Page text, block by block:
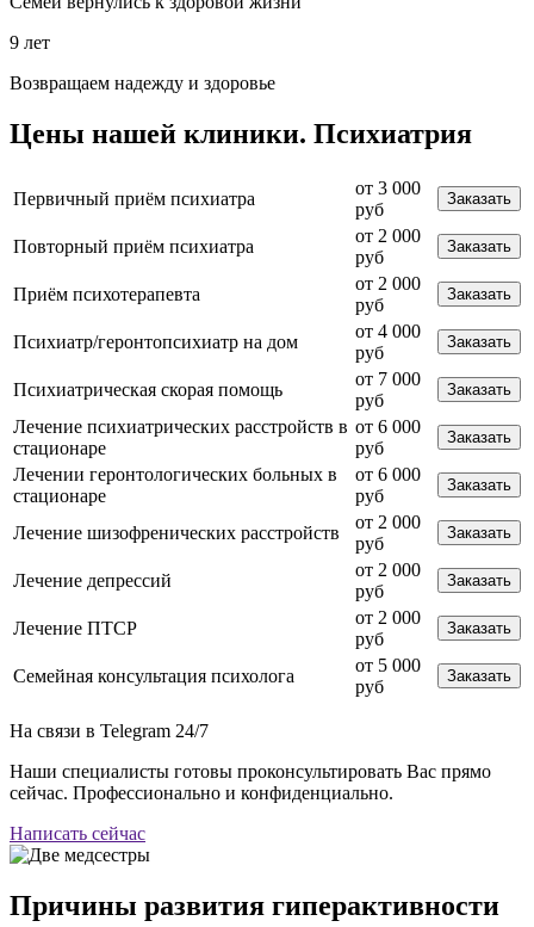
9 лет
Возвращаем надежду и здоровье
Цены нашей клиники. Психиатрия
Первичный приём психиатра
от 3 000
руб
Заказать
Повторный приём психиатра
от 2 000
руб
Заказать
Приём психотерапевта
от 2 000
руб
Заказать
Психиатр/геронтопсихиатр на дом
от 4 000
руб
Заказать
Психиатрическая скорая помощь
от 7 000
руб
Заказать
Лечение психиатрических расстройств в
стационаре
от 6 000
руб
Заказать
Лечении геронтологических больных в
стационаре
от 6 000
руб
Заказать
Лечение шизофренических расстройств
от 2 000
руб
Заказать
Лечение депрессий
от 2 000
руб
Заказать
Лечение ПТСР
от 2 000
руб
Заказать
Семейная консультация психолога
от 5 000
руб
Заказать
На связи в Telegram 24/7
Наши специалисты готовы проконсультировать Вас прямо
сейчас. Профессионально и конфиденциально.
Написать сейчас
Причины развития гиперактивности